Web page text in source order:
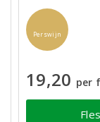
Perswijn
19,20 per
Fles